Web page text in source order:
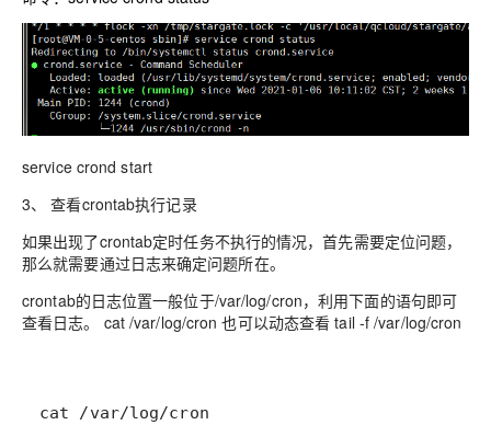
service crond start
3、查看crontab执行记录
如果出现了crontab定时任务不执行的情况，首先需要定位问题，
那么就需要通过日志来确定问题所在。
crontab的日志位置一般位于/var/log/cron，利用下面的语句即可
查看日志。 cat /var/log/cron 也可以动态查看 tail -f /var/log/cron
cat /var/log/cron